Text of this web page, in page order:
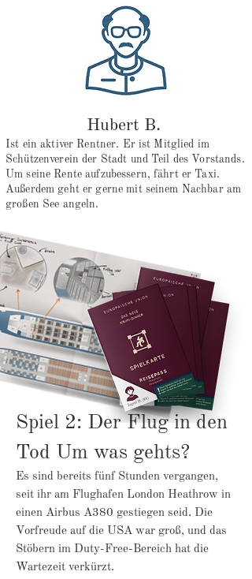
Hubert B.
Ist ein aktiver Rentner. Er ist Mitglied im
Schützenverein der Stadt und Teil des Vorstands.
Um seine Rente aufzubessern, fährt er Taxi.
Außerdem geht er gerne mit seinem Nachbar am
großen See angeln.
Spiel 2: Der Flug in den
Tod Um was gehts?
Es sind bereits fünf Stunden vergangen,
seit ihr am Flughafen London Heathrow in
einen Airbus A380 gestiegen seid. Die
Vorfreude auf die USA war groß, und das
Stöbern im Duty-Free-Bereich hat die
Wartezeit verkürzt.